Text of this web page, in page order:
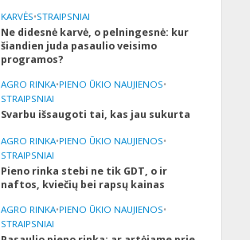
KARVĖS•STRAIPSNIAI
Ne didesnė karvė, o pelningesnė: kur
šiandien juda pasaulio veisimo
programos?
AGRO RINKA•PIENO ŪKIO NAUJIENOS•
STRAIPSNIAI
Svarbu išsaugoti tai, kas jau sukurta
AGRO RINKA•PIENO ŪKIO NAUJIENOS•
STRAIPSNIAI
Pieno rinka stebi ne tik GDT, o ir
naftos, kviečių bei rapsų kainas
AGRO RINKA•PIENO ŪKIO NAUJIENOS•
STRAIPSNIAI